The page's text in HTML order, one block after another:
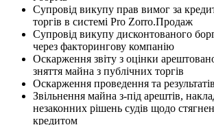
Супровід викупу прав вимог за
торгів в системі Pro Zorro.Продаж
Супровід викупу дисконтованого
через факторингову компанію
Оскарження звіту з оцінки
зняття майна з публічних торгів
Оскарження проведення та
Звільнення майна з-під арештів,
незаконних рішень судів щодо
кредитом